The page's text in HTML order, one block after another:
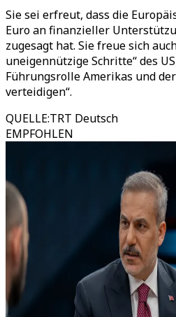
Sie sei erfreut, dass die
Euro an finanzieller
zugesagt hat. Sie freue sich
uneigennützige Schritte“ des
Führungsrolle Amerikas und
verteidigen“.
QUELLE:TRT Deutsch
EMPFOHLEN